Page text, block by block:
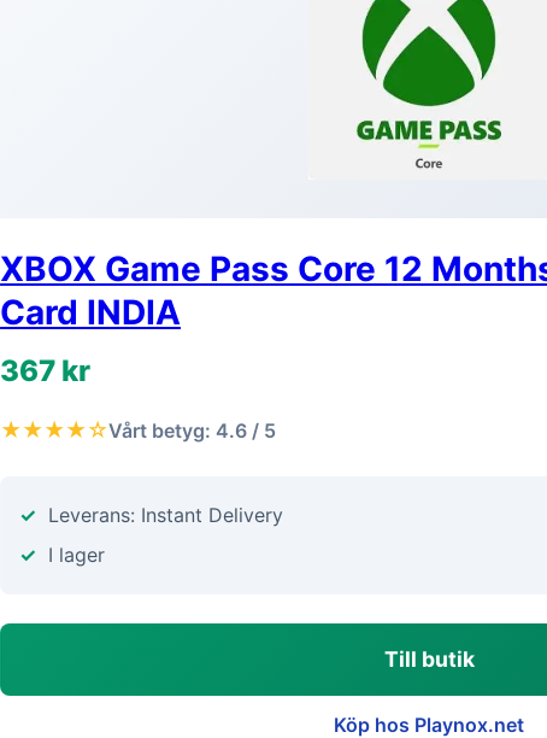
XBOX Game Pass Core 12
Card INDIA
367 kr
★★★★☆Vårt betyg: 4.6 / 5
Leverans: Instant Delivery
I lager
Till butik
Köp hos Playnox.net